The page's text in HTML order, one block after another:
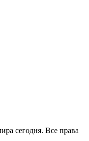
сегодня. Все права